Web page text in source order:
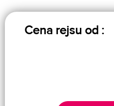
Cena rejsu od :